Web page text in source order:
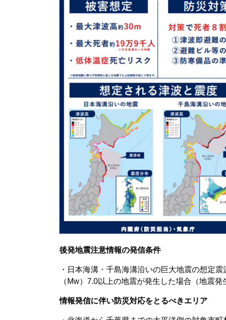
後発地震注意情報の発信条件
・日本海溝・千島海溝沿いの巨大地震の想定
（Mw）7.0以上の地震が発生した場合（地震発
情報発信に伴い防災対応をとるべきエリア